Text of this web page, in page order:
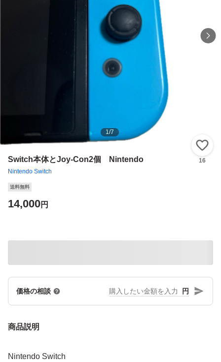
1/7
Switch本体とJoy-Con2個 Nintendo
Nintendo Switch
16
送料無料
14,000円
価格の相談 円
商品説明
Nintendo Switch